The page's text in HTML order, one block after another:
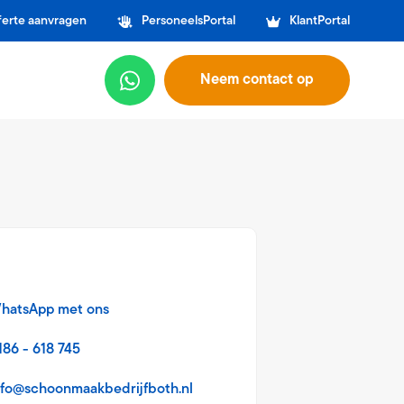
aanvragen PersoneelsPortal KlantPortal
Neem contact op
met ons
- 618 745